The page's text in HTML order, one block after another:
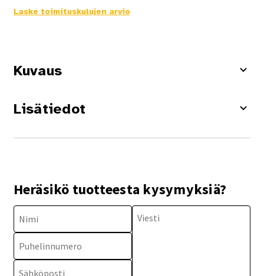
Laske toimituskulujen arvio
Kuvaus
Lisätiedot
Heräsikö tuotteesta kysymyksiä?